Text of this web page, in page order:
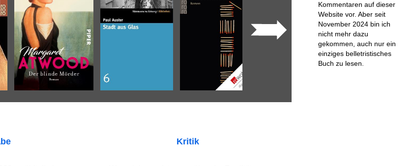
Kritik
Kommentaren auf dieser
Website vor. Aber seit
November 2024 bin ich
nicht mehr dazu
gekommen, auch nur ein
einziges belletristisches
Buch zu lesen.